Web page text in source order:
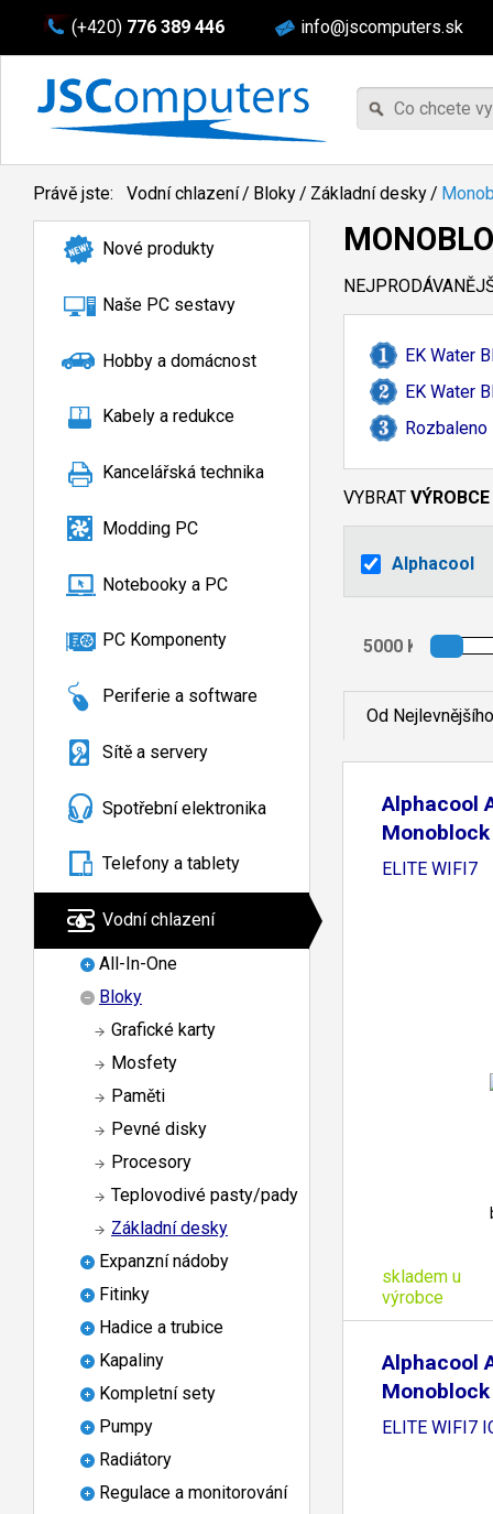
(+420) 776 389 446 info@jscomputers.sk
Právě jste: Vodní chlazení/ Bloky/ Základní desky/
Nové produkty
Naše PC sestavy
Hobby a domácnost
Kabely a redukce
Kancelářská technika
Modding PC
Notebooky a PC
PC Komponenty
Periferie a software
Sítě a servery
Spotřební elektronika
Telefony a tablety
Vodní chlazení
All-In-One
Bloky
Grafické karty
Mosfety
Paměti
Pevné disky
Procesory
Teplovodivé pasty/pady
Základní desky
Expanzní nádoby
Fitinky
Hadice a trubice
Kapaliny
Kompletní sety
Pumpy
Radiátory
Regulace a monitorování
EK Water
EK Water
Rozbaleno
VYBRAT VÝROBCE
Alphacool
Od Nejlevnějšího
Alphacool
AORUS
ELITE WIFI7
skladem u
výrobce
Alphacool
AORUS
ELITE WIFI7